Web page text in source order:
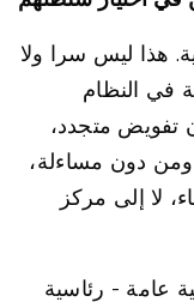
هذا ليس سرا ولا
في النظام
تفويض متجدد،
دون مساءلة،
لا إلى مركز
عامة - رئاسية